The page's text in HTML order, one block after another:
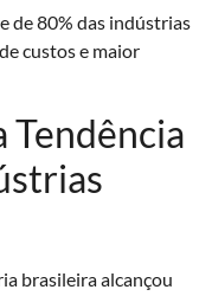
de 80% das indústrias
custos e maior
Tendência
brasileira alcançou